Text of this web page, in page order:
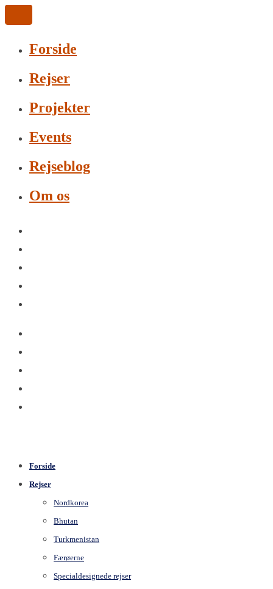
Forside
Rejser
Projekter
Events
Rejseblog
Om os
Forside
Rejser
Nordkorea
Bhutan
Turkmenistan
Færøerne
Specialdesignede rejser